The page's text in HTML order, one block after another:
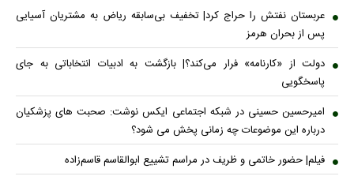
عربستان نفتش را حراج کرد| تخفیف بی‌سابقه ریاض به مشتریان آسیایی
پس از بحران هرمز
دولت از «کارنامه» فرار می‌کند؟| بازگشت به ادبیات انتخاباتی به جای
پاسخگویی
امیرحسین حسینی در شبکه اجتماعی ایکس نوشت: صحبت های پزشکیان
درباره این موضوعات چه زمانی پخش می شود؟
فیلم| حضور خاتمی و ظریف در مراسم تشییع ابوالقاسم قاسم‌زاده